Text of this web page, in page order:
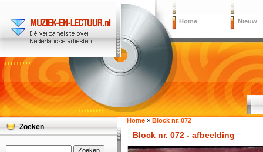
Home Nieuw
Home » Block nr. 072
Block nr. 072 - afbeelding
Zoeken